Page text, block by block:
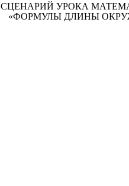
СЦЕНАРИЙ УРОКА
«ФОРМУЛЫ ДЛИНЫ